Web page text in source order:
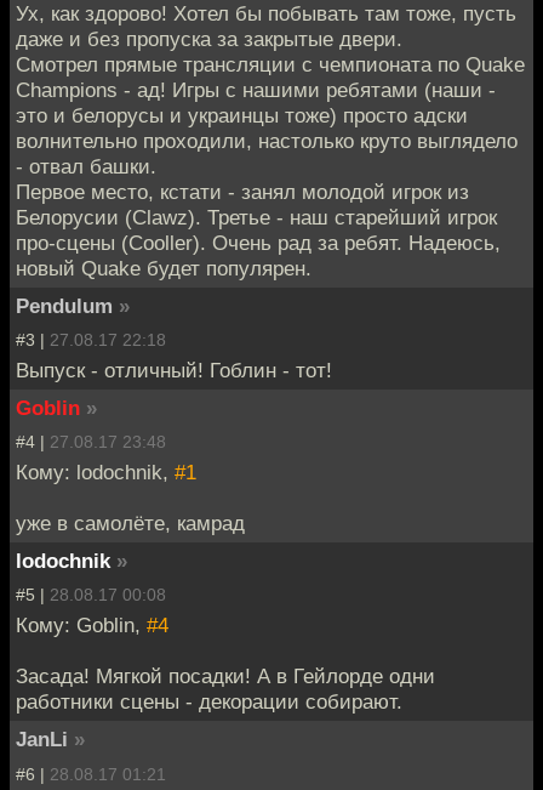
Ух, как здорово! Хотел бы побывать там тоже, пусть
даже и без пропуска за закрытые двери.
Смотрел прямые трансляции с чемпионата по Quake
Champions - ад! Игры с нашими ребятами (наши -
это и белорусы и украинцы тоже) просто адски
волнительно проходили, настолько круто выглядело
- отвал башки.
Первое место, кстати - занял молодой игрок из
Белорусии (Clawz). Третье - наш старейший игрок
про-сцены (Cooller). Очень рад за ребят. Надеюсь,
новый Quake будет популярен.
Pendulum »
#3 | 27.08.17 22:18
Выпуск - отличный! Гоблин - тот!
Goblin »
#4 | 27.08.17 23:48
Кому: lodochnik, #1
уже в самолёте, камрад
lodochnik »
#5 | 28.08.17 00:08
Кому: Goblin, #4
Засада! Мягкой посадки! А в Гейлорде одни
работники сцены - декорации собирают.
JanLi »
#6 | 28.08.17 01:21